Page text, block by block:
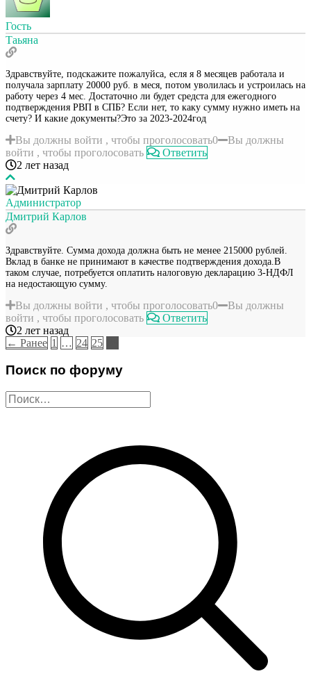
Гость
Таьяна
Здравствуйте, подскажите пожалуйса, есля я 8 месяцев работала и
получала зарплату 20000 руб. в меся, потом уволилась и устроилась на
работу через 4 мес. Достаточно ли будет средста для ежегодного
подтверждения РВП в СПБ? Если нет, то каку сумму нужно иметь на
счету? И какие документы?Это за 2023-2024год
Вы должны войти , чтобы проголосовать0
Вы должны
войти , чтобы проголосовать
Ответить
2 лет назад
Администратор
Дмитрий Карлов
Здравствуйте. Сумма дохода должна быть не менее 215000 рублей.
Вклад в банке не принимают в качестве подтверждения дохода.В
таком случае, потребуется оплатить налоговую декларацию 3-НДФЛ
на недостающую сумму.
Вы должны войти , чтобы проголосовать0
Вы должны
войти , чтобы проголосовать
Ответить
2 лет назад
← Ранее 1 … 24 25
Поиск по форуму